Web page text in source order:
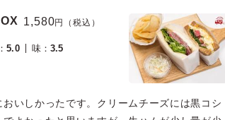
1,580円（税込）
：5.0 味：3.5
いしかったです。クリームチーズには黒コシ